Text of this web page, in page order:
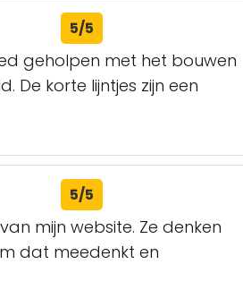
5/5
geholpen met het bouwen
De korte lijntjes zijn een
5/5
mijn website. Ze denken
dat meedenkt en